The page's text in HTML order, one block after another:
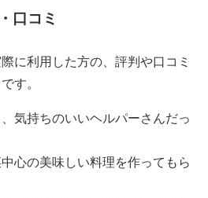
口コミ
に利用した方の、評判や口コミ
す。
気持ちのいいヘルパーさんだっ
心の美味しい料理を作ってもら